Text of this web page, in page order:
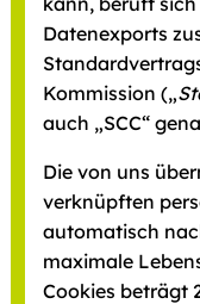
Datenexports
Kommission („
auch „SCC“
Die von uns
verknüpften
automatisch
maximale
Cookies beträgt